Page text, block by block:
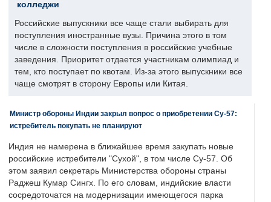
колледжи
Российские выпускники все чаще стали выбирать для
поступления иностранные вузы. Причина этого в том
числе в сложности поступления в российские учебные
заведения. Приоритет отдается участникам олимпиад и
тем, кто поступает по квотам. Из-за этого выпускники все
чаще смотрят в сторону Европы или Китая.
Министр обороны Индии закрыл вопрос о приобретении Су-57:
истребитель покупать не планируют
Индия не намерена в ближайшее время закупать новые
российские истребители "Сухой", в том числе Су-57. Об
этом заявил секретарь Министерства обороны страны
Раджеш Кумар Сингх. По его словам, индийские власти
сосредоточатся на модернизации имеющегося парка